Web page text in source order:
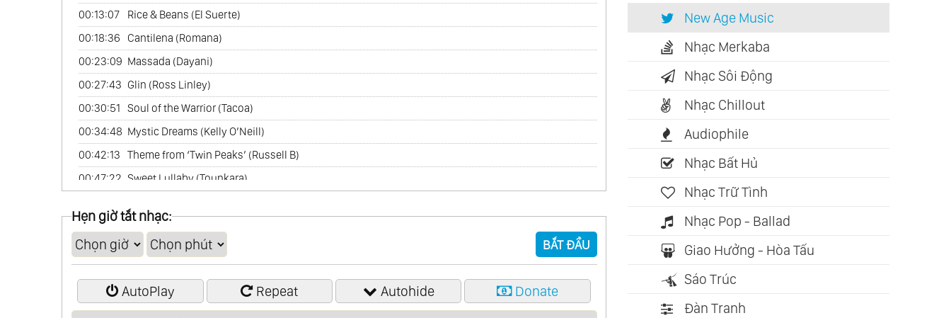
00:13:07
Rice & Beans (El Suerte)
00:18:36
Cantilena (Romana)
00:23:09 Massada (Dayani)
00:27:43 Glin (Ross Linley)
00:30:51 Soul of the Warrior (Tacoa)
00:34:48 Mystic Dreams (Kelly O’Neill)
00:42:13 Theme from ‘Twin Peaks’ (Russell B)
00:47:22 Sweet Lullaby (Tounkara)
00:56:11
La Mer (Claudia Ponte)
Hẹn giờ tắt nhạc:
BẮT ĐẦU
AutoPlay Repeat Autohide Donate
New Age Music
Nhạc Merkaba
Nhạc Sôi Động
Nhạc Chillout
Audiophile
Nhạc Bất Hủ
Nhạc Trữ Tình
Nhạc Pop - Ballad
Giao Hưởng - Hòa Tấu
Sáo Trúc
Đàn Tranh